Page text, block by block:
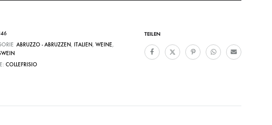
TEILEN
ABRUZZO - ABRUZZEN, ITALIEN, WEINE,
COLLEFRISIO